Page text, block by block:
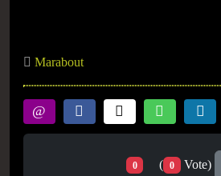
Marabout
0 ( 0 Vote)